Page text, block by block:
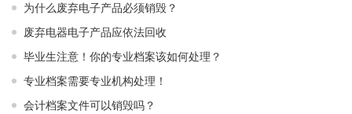
为什么废弃电子产品必须销毁？
废弃电器电子产品应依法回收
毕业生注意！你的专业档案该如何处理？
专业档案需要专业机构处理！
会计档案文件可以销毁吗？